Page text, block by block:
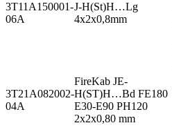
3T11A150001-
06A
J-H(St)H…Lg
4x2x0,8mm
3T21A082002-
04A
FireKab JE-
H(ST)H…Bd FE180
E30-E90 PH120
2x2x0,80 mm